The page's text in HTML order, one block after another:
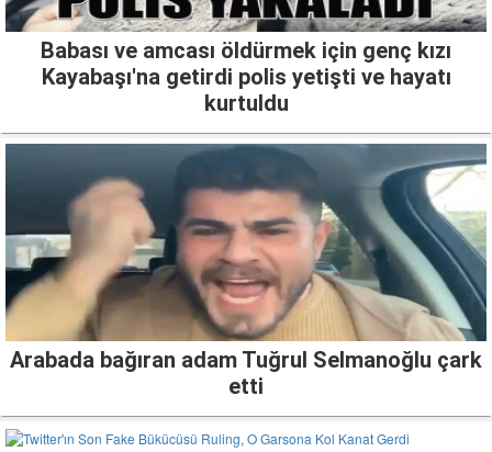
Babası ve amcası öldürmek için genç kızı
Kayabaşı'na getirdi polis yetişti ve hayatı
kurtuldu
Arabada bağıran adam Tuğrul Selmanoğlu çark
etti